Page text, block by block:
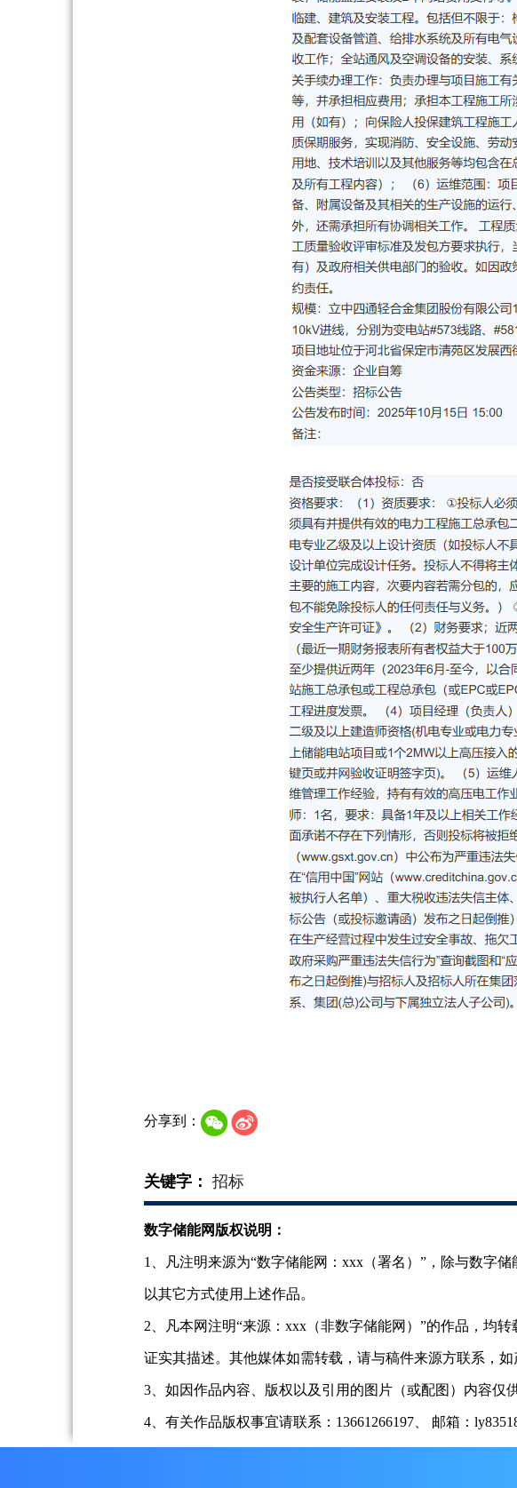
分享到：
关键字： 招标
数字储能网版权说明：
1、凡注明来源为“数字储能网：xxx（署名）”，除与数字
以其它方式使用上述作品。
2、凡本网注明“来源：xxx（非数字储能网）”的作品，均
证实其描述。其他媒体如需转载，请与稿件来源方联系，如
3、如因作品内容、版权以及引用的图片（或配图）内容仅
4、有关作品版权事宜请联系：13661266197、 邮箱：